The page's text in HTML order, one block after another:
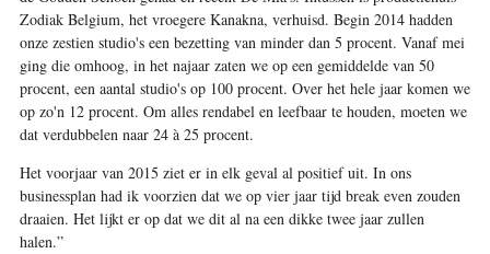
Zodiak Belgium, het vroegere Kanakna, verhuisd. Begin 2014 hadden
onze zestien studio's een bezetting van minder dan 5 procent. Vanaf mei
ging die omhoog, in het najaar zaten we op een gemiddelde van 50
procent, een aantal studio's op 100 procent. Over het hele jaar komen we
op zo'n 12 procent. Om alles rendabel en leefbaar te houden, moeten we
dat verdubbelen naar 24 à 25 procent.
Het voorjaar van 2015 ziet er in elk geval al positief uit. In ons
businessplan had ik voorzien dat we op vier jaar tijd break even zouden
draaien. Het lijkt er op dat we dit al na een dikke twee jaar zullen
halen.”